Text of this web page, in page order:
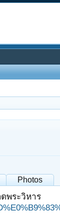
Photos
พระวิหาร